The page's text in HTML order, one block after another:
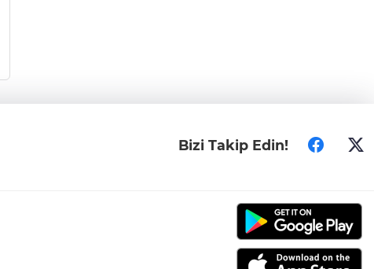
Bizi Takip Edin!